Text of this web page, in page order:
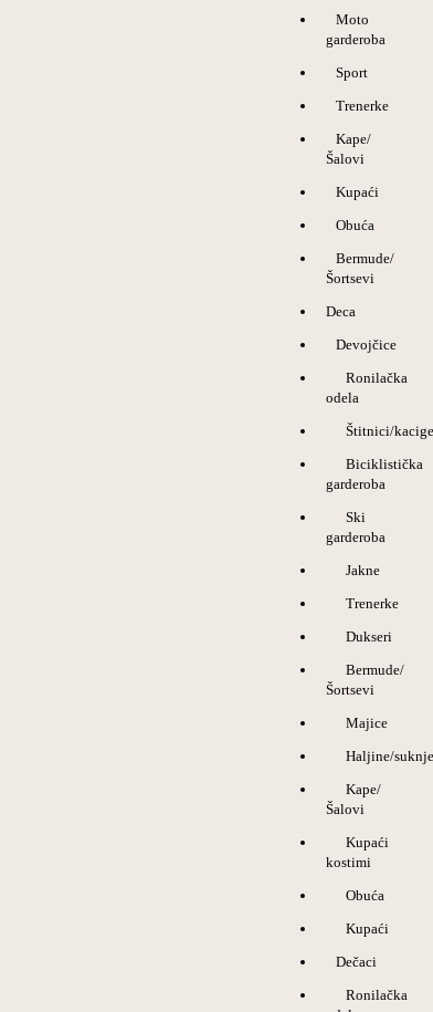
Moto
garderoba
Sport
Trenerke
Kape/
Šalovi
Kupaći
Obuća
Bermude/
Šortsevi
Deca
Devojčice
Ronilačka
odela
Štitnici/kacige
Biciklistička
garderoba
Ski
garderoba
Jakne
Trenerke
Dukseri
Bermude/
Šortsevi
Majice
Haljine/suknje
Kape/
Šalovi
Kupaći
kostimi
Obuća
Kupaći
Dečaci
Ronilačka